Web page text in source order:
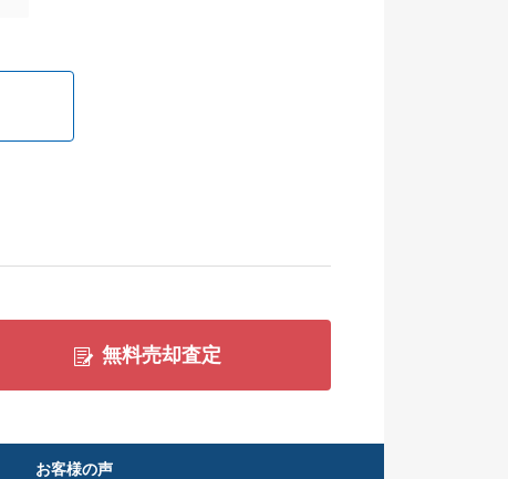
無料売却査定
お客様の声